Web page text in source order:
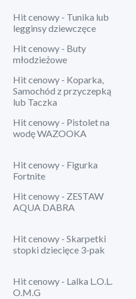
Hit cenowy - Tunika lub
legginsy dziewczęce
Hit cenowy - Buty
młodzieżowe
Hit cenowy - Koparka,
Samochód z przyczepką
lub Taczka
Hit cenowy - Pistolet na
wodę WAZOOKA
Hit cenowy - Figurka
Fortnite
Hit cenowy - ZESTAW
AQUA DABRA
Hit cenowy - Skarpetki
stopki dziecięce 3-pak
Hit cenowy - Lalka L.O.L.
O.M.G